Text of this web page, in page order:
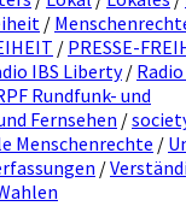
/
/ PRESSE-
IBS Liberty/
Rundfunk- und
Fernsehen /
Menschenrechte /
/